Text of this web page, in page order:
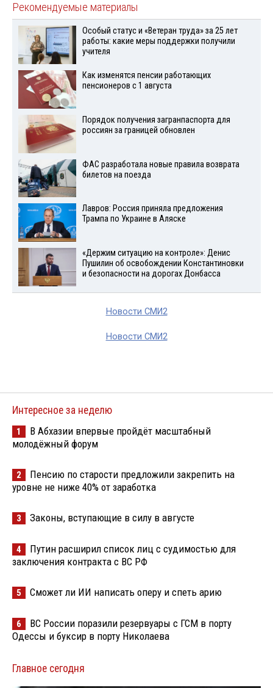
Рекомендуемые материалы
Особый статус и «Ветеран труда» за 25 лет
работы: какие меры поддержки получили
учителя
Как изменятся пенсии работающих
пенсионеров с 1 августа
Порядок получения загранпаспорта для
россиян за границей обновлен
ФАС разработала новые правила возврата
билетов на поезда
Лавров: Россия приняла предложения
Трампа по Украине в Аляске
«Держим ситуацию на контроле»: Денис
Пушилин об освобождении Константиновки
и безопасности на дорогах Донбасса
Новости СМИ2
Новости СМИ2
Интересное за неделю
1
В Абхазии впервые пройдёт масштабный
молодёжный форум
2
Пенсию по старости предложили закрепить на
уровне не ниже 40% от заработка
3 Законы, вступающие в силу в августе
4
Путин расширил список лиц с судимостью для
заключения контракта с ВС РФ
5 Сможет ли ИИ написать оперу и спеть арию
6
ВС России поразили резервуары с ГСМ в порту
Одессы и буксир в порту Николаева
Главное сегодня